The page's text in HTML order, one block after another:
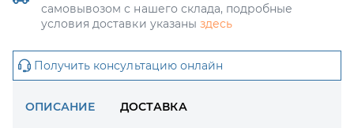
самовывозом с нашего склада, подробные
условия доставки указаны здесь
Получить консультацию онлайн
ОПИСАНИЕ ДОСТАВКА